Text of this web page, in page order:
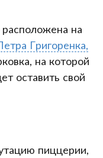
на
Григоренка,
на которой
оставить свой
пиццерии,